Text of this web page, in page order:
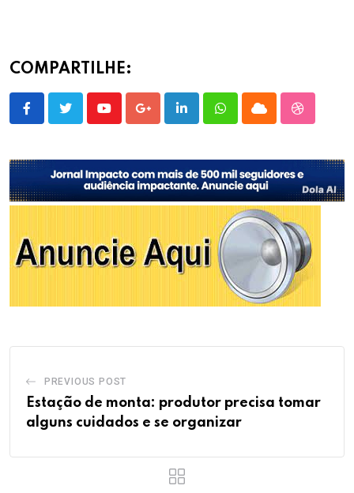
COMPARTILHE:
YoutubeGoogle+LinkedInWhatsappCloud
PREVIOUS POST
Estação de monta: produtor precisa tomar
alguns cuidados e se organizar